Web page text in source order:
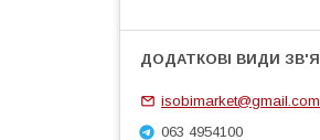
isobimarket@gmail.com
063 4954100